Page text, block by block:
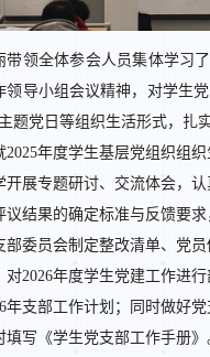
带领全体参会人员集体学习
领导小组会议精神，对学生
题党日等组织生活形式，扎
2025年度学生基层党组织组
开展专题研讨、交流体会，
议结果的确定标准与反馈要
部委员会制定整改清单、党
对2026年度学生党建工作进
年支部工作计划；同时做好
填写《学生党支部工作手册》